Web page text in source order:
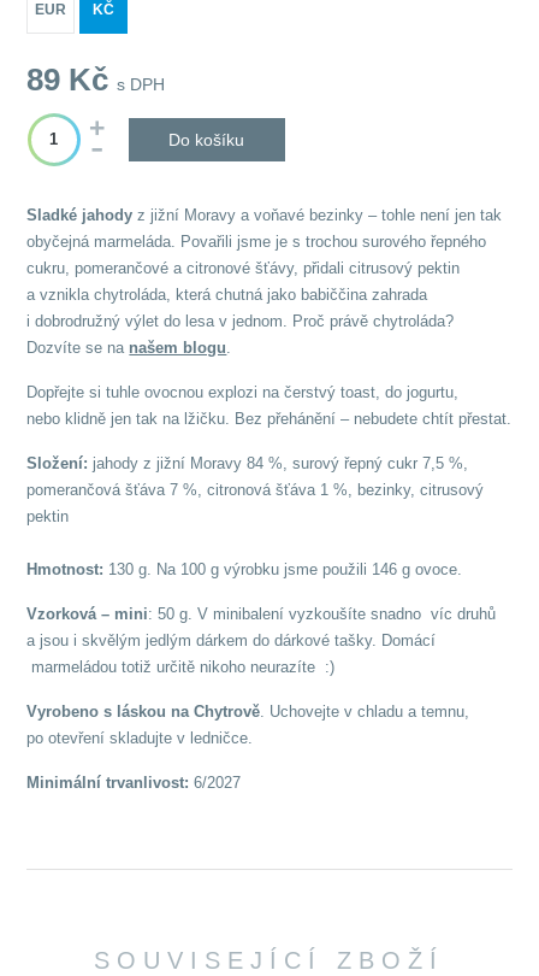
EUR KČ
89 Kčs DPH
Do košíku
Sladké jahody z jižní Moravy a voňavé bezinky – tohle není jen tak
obyčejná marmeláda. Povařili jsme je s trochou surového řepného
cukru, pomerančové a citronové šťávy, přidali citrusový pektin
a vznikla chytroláda, která chutná jako babiččina zahrada
i dobrodružný výlet do lesa v jednom. Proč právě chytroláda?
Dozvíte se na našem blogu.
Dopřejte si tuhle ovocnou explozi na čerstvý toast, do jogurtu,
nebo klidně jen tak na lžičku. Bez přehánění – nebudete chtít přestat.
Složení: jahody z jižní Moravy 84 %, surový řepný cukr 7,5 %,
pomerančová šťáva 7 %, citronová šťáva 1 %, bezinky, citrusový
pektin
Hmotnost: 130 g. Na 100 g výrobku jsme použili 146 g ovoce.
Vzorková – mini: 50 g. V minibalení vyzkoušíte snadno víc druhů
a jsou i skvělým jedlým dárkem do dárkové tašky. Domácí
marmeládou totiž určitě nikoho neurazíte :)
Vyrobeno s láskou na Chytrově. Uchovejte v chladu a temnu,
po otevření skladujte v ledničce.
Minimální trvanlivost:6/2027
SOUVISEJÍCÍ ZBOŽÍ